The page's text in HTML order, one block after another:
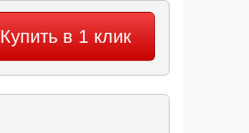
Купить в 1 клик